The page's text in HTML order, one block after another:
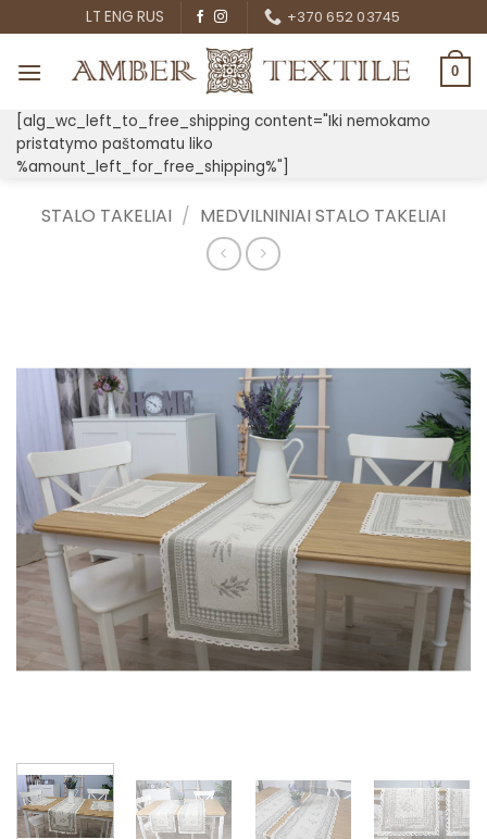
to
content
LT ENG RUS +370 652 03745
0
[alg_wc_left_to_free_shipping content="Iki nemokamo
pristatymo paštomatu liko
%amount_left_for_free_shipping%"]
STALO TAKELIAI / MEDVILNINIAI STALO TAKELIAI